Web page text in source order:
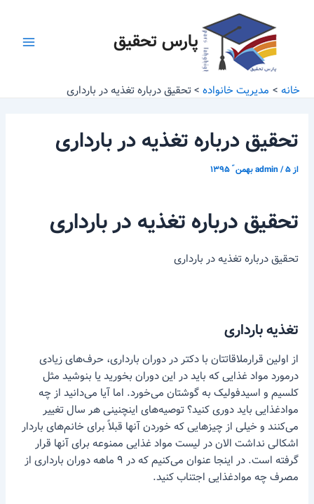
پارس تحقیق
خانه مدیریت خانواده تحقیق درباره تغذیه در بارداری
تحقیق درباره تغذیه در بارداری
از admin/۵ بهمن ّ ۱۳۹۵
تحقیق درباره تغذیه در بارداری
تحقیق درباره تغذیه در بارداری
تغذیه بارداری
از اولین قرارملاقاتتان با دکتر در دوران بارداری، حرف‌های زیادی
درمورد مواد غذایی که باید در این دوران بخورید یا بنوشید مثل
کلسیم و اسیدفولیک به گوشتان می‌خورد. اما آیا می‌دانید از چه
موادغذایی باید دوری کنید؟ توصیه‌های اینچنینی هر سال تغییر
می‌کنند و خیلی از چیزهایی که خوردن آنها قبلاً برای خانم‌های باردار
اشکالی نداشت الان در لیست مواد غذایی ممنوعه برای آنها قرار
گرفته است. در اینجا عنوان می‌کنیم که در ۹ ماهه دوران بارداری از
مصرف چه موادغذایی اجتناب کنید.